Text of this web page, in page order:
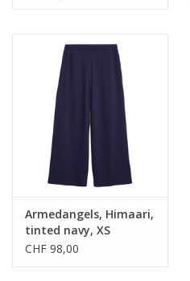
Armedangels, Himaari,
tinted navy, XS
CHF 98,00